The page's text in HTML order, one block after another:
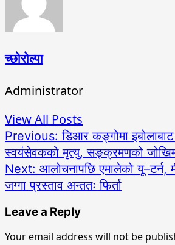
च्छोरोल्पा
Administrator
View All Posts
Post
navigation
Previous:डिआर कङ्गोमा
स्वयंसेवकको मृत्यु, सङ्क्रमणको जोखिम
Next: आलोचनापछि एमालेको यू–टर्न,
जग्गा प्रस्ताव अन्ततः फिर्ता
Leave a Reply
Your email address will not be